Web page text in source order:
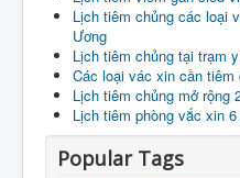
Lịch tiêm chủng các loại
Ương
Lịch tiêm chủng tại trạm
Các loại vác xin cần tiêm
Lịch tiêm chủng mở rộng
Lịch tiêm phòng vắc xin
Popular Tags